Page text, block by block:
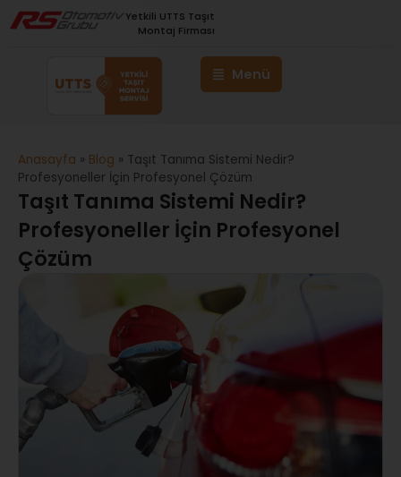
Yetkili UTTS Taşıt
Montaj Firması
Anasayfa » Blog » Taşıt Tanıma Sistemi Nedir?
Profesyoneller İçin Profesyonel Çözüm
Taşıt Tanıma Sistemi Nedir?
Profesyoneller İçin Profesyonel
Çözüm